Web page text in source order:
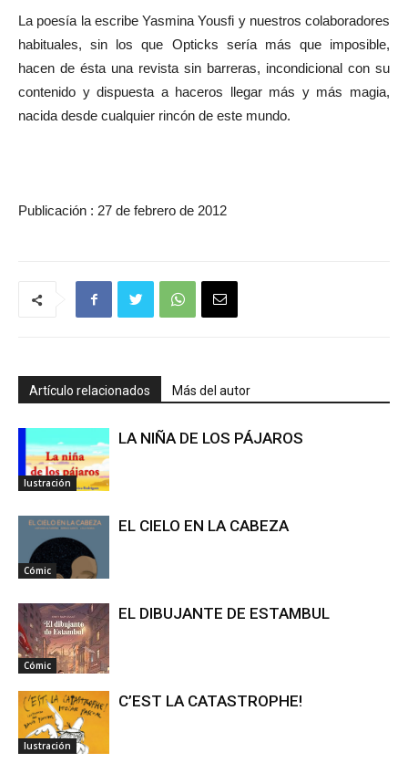
La poesía la escribe Yasmina Yousfi y nuestros colaboradores
habituales, sin los que Opticks sería más que imposible,
hacen de ésta una revista sin barreras, incondicional con su
contenido y dispuesta a haceros llegar más y más magia,
nacida desde cualquier rincón de este mundo.
Publicación : 27 de febrero de 2012
Artículo relacionados Más del autor
Iustración
LA NIÑA DE LOS PÁJAROS
Cómic
EL CIELO EN LA CABEZA
Cómic
EL DIBUJANTE DE ESTAMBUL
Iustración
C’EST LA CATASTROPHE!